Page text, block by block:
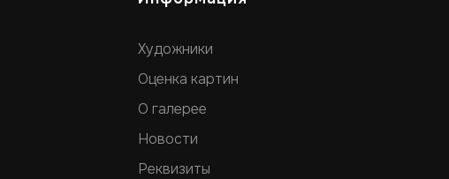
Художники
Оценка картин
О галерее
Новости
Реквизиты